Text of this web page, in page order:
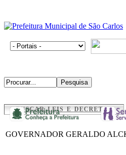
BUSCAR LEIS E DECRETOS
GOVERNADOR GERALDO